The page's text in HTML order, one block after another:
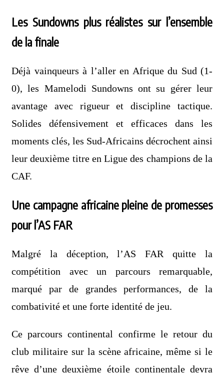
Les Sundowns plus réalistes sur l’ensemble
de la finale
Déjà vainqueurs à l’aller en Afrique du Sud (1-
0), les Mamelodi Sundowns ont su gérer leur
avantage avec rigueur et discipline tactique.
Solides défensivement et efficaces dans les
moments clés, les Sud-Africains décrochent ainsi
leur deuxième titre en Ligue des champions de la
CAF.
Une campagne africaine pleine de promesses
pour l’AS FAR
Malgré la déception, l’AS FAR quitte la
compétition avec un parcours remarquable,
marqué par de grandes performances, de la
combativité et une forte identité de jeu.
Ce parcours continental confirme le retour du
club militaire sur la scène africaine, même si le
rêve d’une deuxième étoile continentale devra